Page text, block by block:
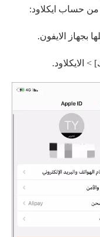
من حساب ايكلاود:
بجهاز الايفون.
الايكلاود.